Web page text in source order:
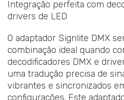
Integração perfeita com
drivers de LED
O adaptador Signlite DMX
combinação ideal quando
decodificadores DMX e
uma tradução precisa de
vibrantes e sincronizados
configurações. Este